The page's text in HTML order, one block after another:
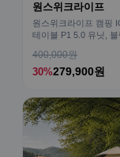
원스위크라이프
원스위크라이프 캠핑
테이블 P1 5.0 유닛, 블
400,000원
30%279,900원